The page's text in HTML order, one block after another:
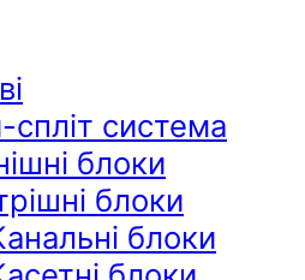
система
блоки
блоки
блоки